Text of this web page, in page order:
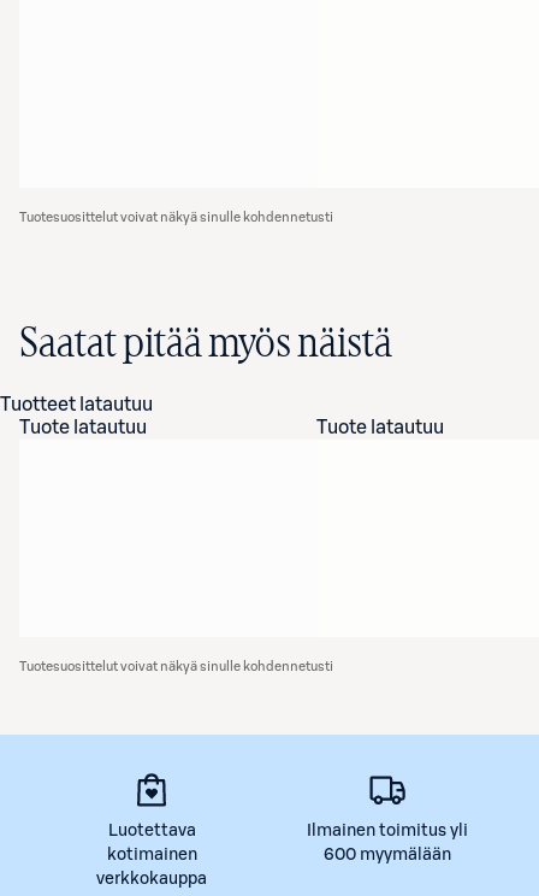
Tuotesuosittelut voivat näkyä sinulle kohdennetusti
Saatat pitää myös näistä
Tuotteet latautuu
Tuote latautuu
Tuote latautuu
Tuotesuosittelut voivat näkyä sinulle kohdennetusti
Luotettava
kotimainen
verkkokauppa
Ilmainen toimitus yli
600 myymälään